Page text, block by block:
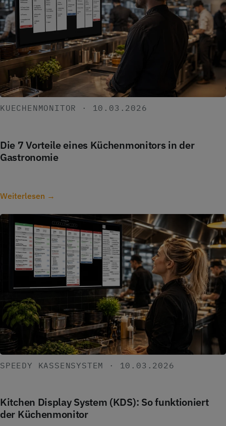
KUECHENMONITOR · 10.03.2026
Die 7 Vorteile eines Küchenmonitors in der
Gastronomie
Weiterlesen →
SPEEDY KASSENSYSTEM · 10.03.2026
Kitchen Display System (KDS): So funktioniert
der Küchenmonitor